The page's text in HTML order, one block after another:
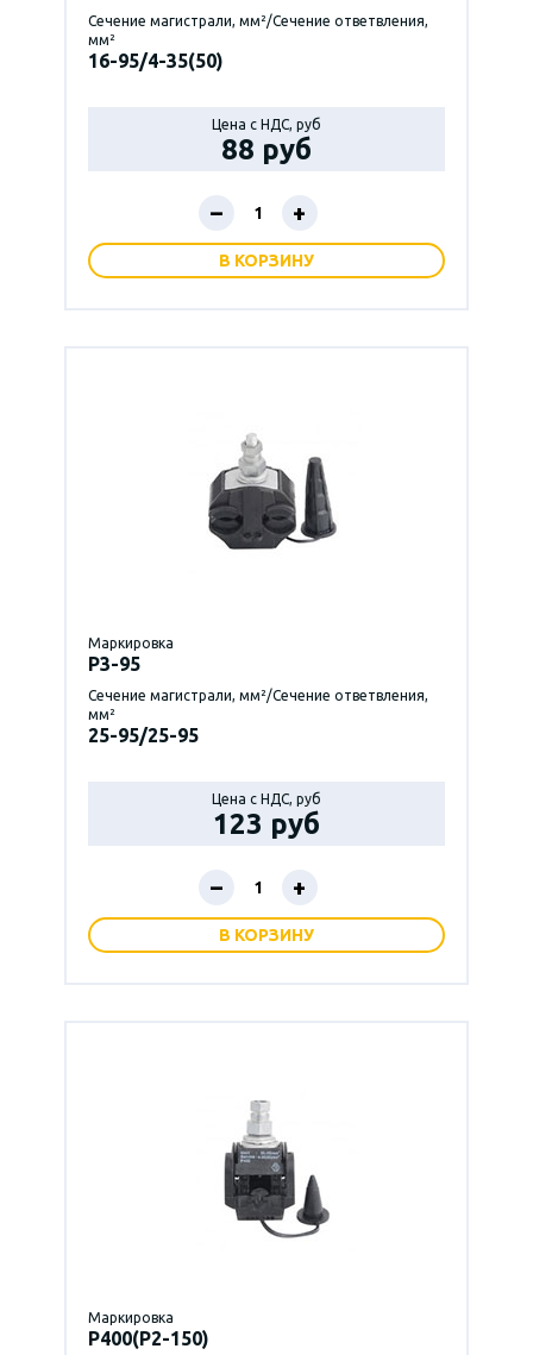
Сечение магистрали, мм²/Сечение ответвления,
мм²
16-95/4-35(50)
Цена с НДС, руб
88 руб
– +
В КОРЗИНУ
Маркировка
P3-95
Сечение магистрали, мм²/Сечение ответвления,
мм²
25-95/25-95
Цена с НДС, руб
123 руб
– +
В КОРЗИНУ
Маркировка
P400(Р2-150)